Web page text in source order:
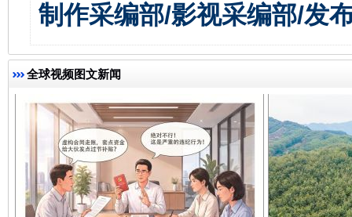
制作采编部/影视采编部/发
全球视频图文新闻
揭开“小金库”的免责幌子